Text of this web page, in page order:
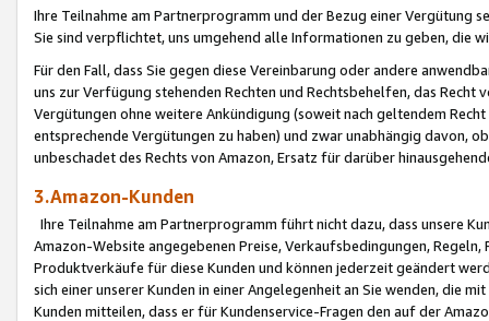
Ihre Teilnahme am Partnerprogramm und der Bezug einer Vergütung
Sie sind verpflichtet, uns umgehend alle Informationen zu geben, die
Für den Fall, dass Sie gegen diese Vereinbarung oder andere
uns zur Verfügung stehenden Rechten und Rechtsbehelfen, das
Vergütungen ohne weitere Ankündigung (soweit nach geltendem
entsprechende Vergütungen zu haben) und zwar unabhängig davon,
unbeschadet des Rechts von Amazon, Ersatz für darüber
3.Amazon-Kunden
Ihre Teilnahme am Partnerprogramm führt nicht dazu, dass unsere
Amazon-Website angegebenen Preise, Verkaufsbedingungen,
Produktverkäufe für diese Kunden und können jederzeit geändert
sich einer unserer Kunden in einer Angelegenheit an Sie wenden, die
Kunden mitteilen, dass er für Kundenservice-Fragen den auf der